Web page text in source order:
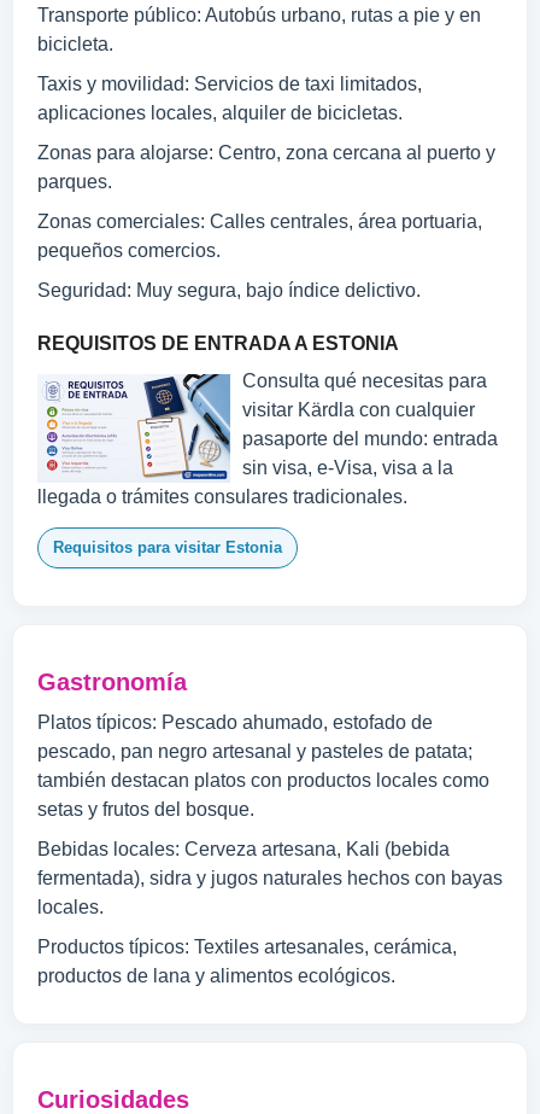
Transporte público: Autobús urbano, rutas a pie y en
bicicleta.
Taxis y movilidad: Servicios de taxi limitados,
aplicaciones locales, alquiler de bicicletas.
Zonas para alojarse: Centro, zona cercana al puerto y
parques.
Zonas comerciales: Calles centrales, área portuaria,
pequeños comercios.
Seguridad: Muy segura, bajo índice delictivo.
REQUISITOS DE ENTRADA A ESTONIA
Consulta qué necesitas para
visitar Kärdla con cualquier
pasaporte del mundo: entrada
sin visa, e-Visa, visa a la
llegada o trámites consulares tradicionales.
Requisitos para visitar Estonia
Gastronomía
Platos típicos: Pescado ahumado, estofado de
pescado, pan negro artesanal y pasteles de patata;
también destacan platos con productos locales como
setas y frutos del bosque.
Bebidas locales: Cerveza artesana, Kali (bebida
fermentada), sidra y jugos naturales hechos con bayas
locales.
Productos típicos: Textiles artesanales, cerámica,
productos de lana y alimentos ecológicos.
Curiosidades